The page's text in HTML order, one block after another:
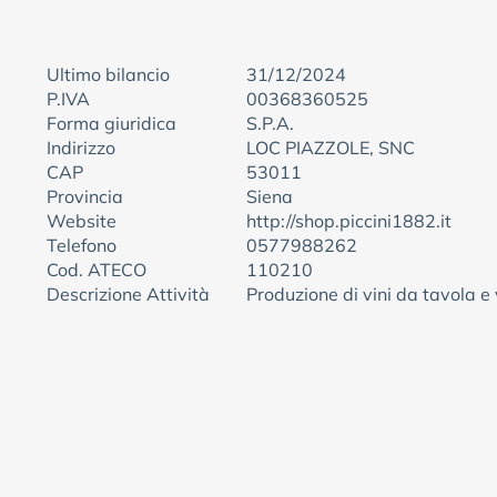
Ultimo bilancio
31/12/2024
P.IVA
00368360525
Forma giuridica
S.P.A.
Indirizzo
LOC PIAZZOLE, SNC
CAP
53011
Provincia
Siena
Website
http://shop.piccini1882.it
Telefono
0577988262
Cod. ATECO
110210
Descrizione Attività
Produzione di vini da tavola e